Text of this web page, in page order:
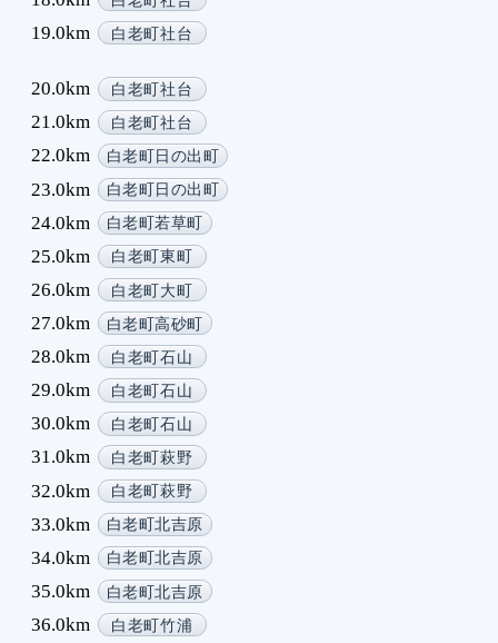
19.0km 白老町社台
20.0km 白老町社台
21.0km 白老町社台
22.0km 白老町日の出町
23.0km 白老町日の出町
24.0km 白老町若草町
25.0km 白老町東町
26.0km 白老町大町
27.0km 白老町高砂町
28.0km 白老町石山
29.0km 白老町石山
30.0km 白老町石山
31.0km 白老町萩野
32.0km 白老町萩野
33.0km 白老町北吉原
34.0km 白老町北吉原
35.0km 白老町北吉原
36.0km 白老町竹浦